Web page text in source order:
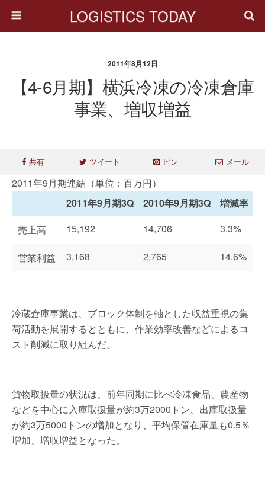
LOGISTICS TODAY
2011年8月12日
【4-6月期】横浜冷凍の冷凍倉庫
事業、増収増益
共有 ツイート ピン メール
2011年9月期連結（単位：百万円）
2011年9月期3Q
2010年9月期3Q
増減率
売上高
15,192 14,706 3.3%
営業利益 3,168 2,765 14.6%
冷蔵倉庫事業は、ブロック体制を軸とした収益重視の集
荷活動を展開するとともに、作業効率改善などによるコ
スト削減に取り組んだ。
貨物取扱量の状況は、前年同期に比べ冷凍食品、農産物
などを中心に入庫取扱量が約3万2000トン、出庫取扱量
が約3万5000トンの増加となり、平均保管在庫量も0.5％
増加、増収増益となった。